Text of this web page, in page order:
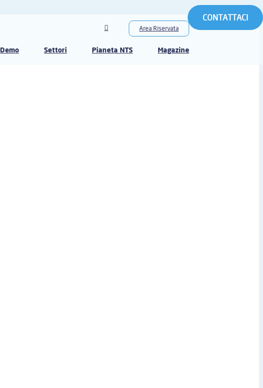
CONTATTACI
Area Riservata
Demo Settori Pianeta NTS Magazine